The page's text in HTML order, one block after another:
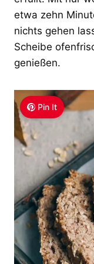
etwa zehn
nichts gehen
Scheibe
genießen.
Pin It